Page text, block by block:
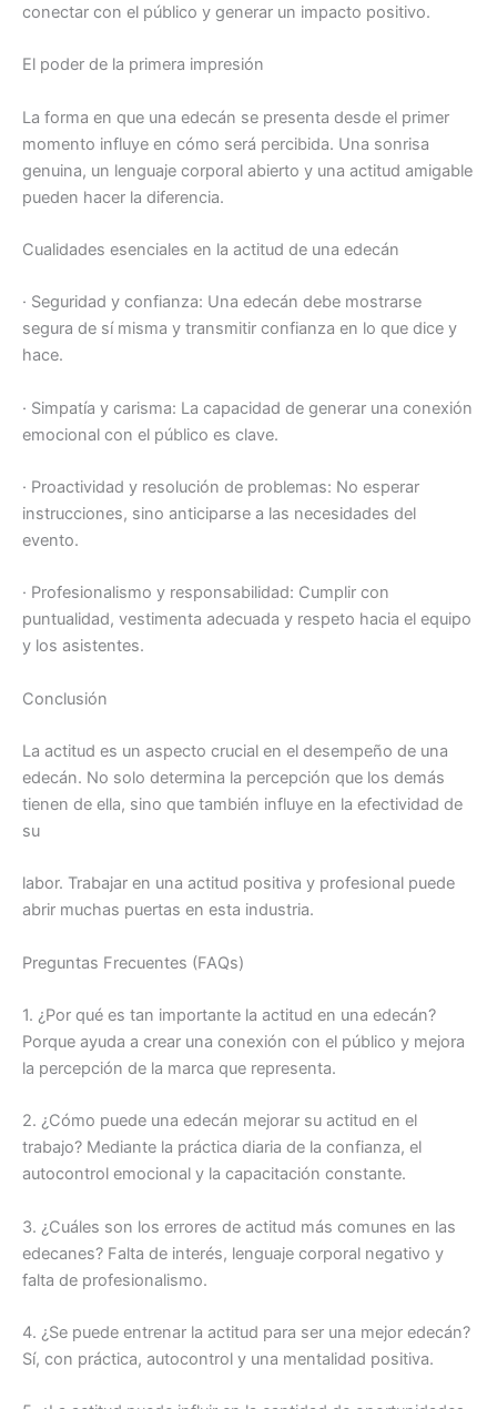
conectar con el público y generar un impacto positivo.
El poder de la primera impresión
La forma en que una edecán se presenta desde el primer
momento influye en cómo será percibida. Una sonrisa
genuina, un lenguaje corporal abierto y una actitud amigable
pueden hacer la diferencia.
Cualidades esenciales en la actitud de una edecán
· Seguridad y confianza: Una edecán debe mostrarse
segura de sí misma y transmitir confianza en lo que dice y
hace.
· Simpatía y carisma: La capacidad de generar una conexión
emocional con el público es clave.
· Proactividad y resolución de problemas: No esperar
instrucciones, sino anticiparse a las necesidades del
evento.
· Profesionalismo y responsabilidad: Cumplir con
puntualidad, vestimenta adecuada y respeto hacia el equipo
y los asistentes.
Conclusión
La actitud es un aspecto crucial en el desempeño de una
edecán. No solo determina la percepción que los demás
tienen de ella, sino que también influye en la efectividad de
su
labor. Trabajar en una actitud positiva y profesional puede
abrir muchas puertas en esta industria.
Preguntas Frecuentes (FAQs)
1. ¿Por qué es tan importante la actitud en una edecán?
Porque ayuda a crear una conexión con el público y mejora
la percepción de la marca que representa.
2. ¿Cómo puede una edecán mejorar su actitud en el
trabajo? Mediante la práctica diaria de la confianza, el
autocontrol emocional y la capacitación constante.
3. ¿Cuáles son los errores de actitud más comunes en las
edecanes? Falta de interés, lenguaje corporal negativo y
falta de profesionalismo.
4. ¿Se puede entrenar la actitud para ser una mejor edecán?
Sí, con práctica, autocontrol y una mentalidad positiva.